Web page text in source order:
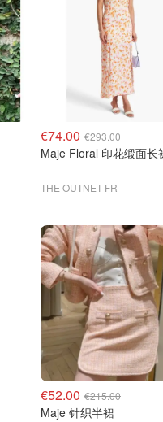
€74.00 €293.00
Maje Floral 印花缎面长
THE OUTNET FR
€52.00 €215.00
Maje 针织半裙